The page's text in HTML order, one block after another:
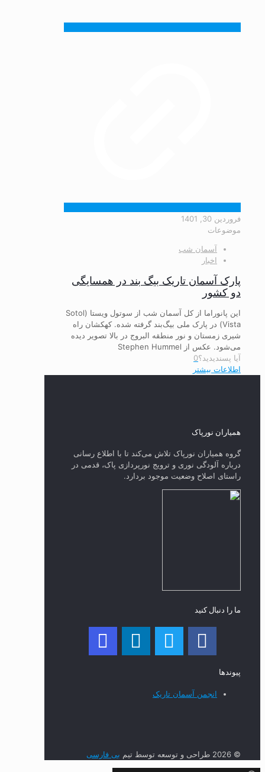
فروردین 30, 1401
موضوعات
آسمان شب
اخبار
پارک آسمان تاریک بیگ بند در همسایگی
دو کشور
این پانوراما از کل آسمان شب از سوتول ویستا (Sotol
Vista) در پارک ملی بیگ‌بند گرفته شده. کهکشان راه
شیری زمستان و نور منطقه البروج در بالا تصویر دیده
می‌شود. عکس از Stephen Hummel
آیا پسندیدید؟0
اطلاعات بیشتر
همیاران نورپاک
گروه همیاران نورپاک تلاش می‌کند تا با اطلاع رسانی
درباره آلودگی نوری و ترویج نورپردازی پاک، قدمی در
راستای‌ اصلاح وضعیت موجود بردارد.
ما را دنبال کنید
پیوند‌ها
انجمن آسمان تاریک
© 2026 طراحی و توسعه توسط تیم بی فارسی